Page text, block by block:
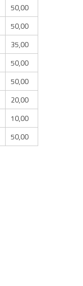
50,00
50,00
35,00
50,00
50,00
20,00
10,00
50,00